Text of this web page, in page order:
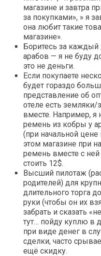
магазине и завтра
за покупками», » я
она любит такие
магазине».
Боритесь за
арабов — я не буду
это не деньги.
Если покупаете
будет гораздо
представление об
отеле есть
вместе. Например, я
ремень из кобры у
(при начальной
этом магазине при
ремень вместе с
стоить 12$.
Высший пилотаж
родителей) для
длительного торга
руки (чтобы он их
забрать и сказать
тут… пойду куплю в
при виде денег в
сделки, часто
ещё скидку.